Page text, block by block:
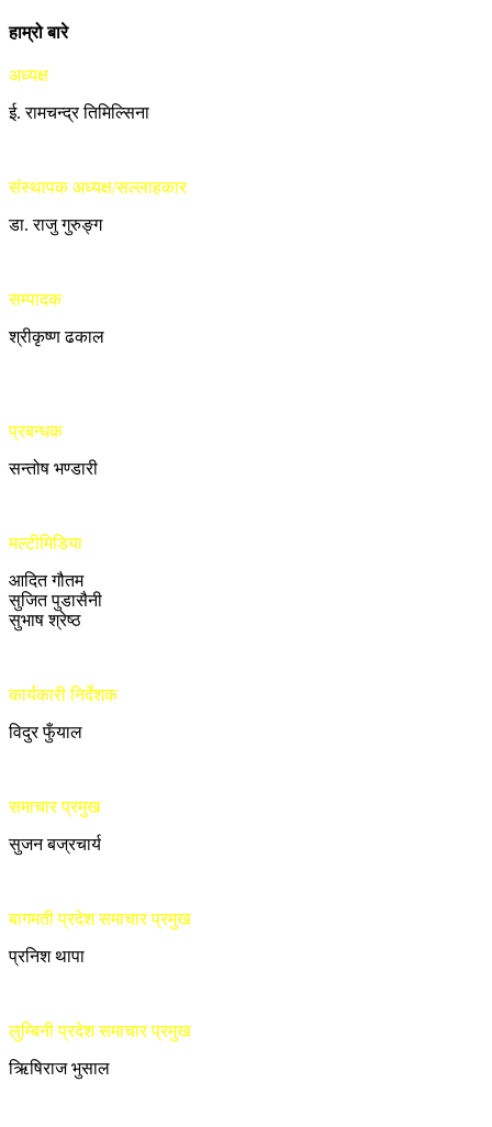
हाम्रो बारे
अध्यक्ष
ई. रामचन्द्र तिमिल्सिना
संस्थापक अध्यक्ष/सल्लाहकार
डा. राजु गुरुङ्ग
सम्पादक
श्रीकृष्ण ढकाल
प्रबन्धक
सन्तोष भण्डारी
मल्टीमिडिया
आदित गौतम
सुजित पुडासैनी
सुभाष श्रेष्ठ
कार्यकारी निर्देशक
विदुर फुँयाल
समाचार प्रमुख
सुजन बज्रचार्य
बागमती प्रदेश समाचार प्रमुख
प्रनिश थापा
लुम्बिनी प्रदेश समाचार प्रमुख
ऋिषिराज भुसाल